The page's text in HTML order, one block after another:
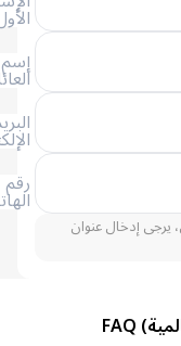
العائلة
الإلكتروني
الهاتف
عنوان